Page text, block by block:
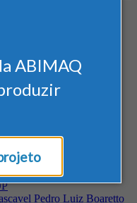
ABIMAQ
em Brasília
- PE
Pedro Luiz Boaretto